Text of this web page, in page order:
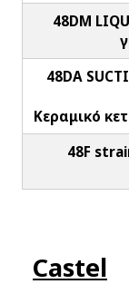
48DM
48DA
Κεραμικό
48F
Castel